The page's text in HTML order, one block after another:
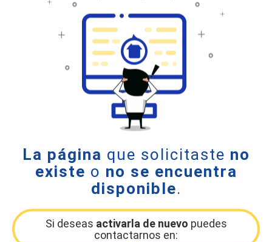
La página que solicitaste no
existe o no se encuentra
disponible.
Si deseas activarla de nuevo puedes
contactarnos en: